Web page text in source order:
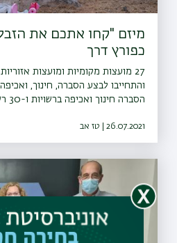
מיזם "קחו אתכם את
כפורץ דרך
27 מועצות מקומיות ומועצות
והתחייבו לבצע הסברה, חינוך,
26.07.2021 | טז אב